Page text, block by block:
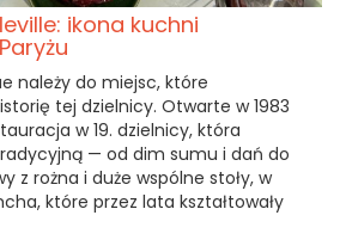
ikona kuchni
należy do miejsc, które
tej dzielnicy. Otwarte w 1983
w 19. dzielnicy, która
— od dim sumu i dań do
z rożna i duże wspólne stoły, w
które przez lata kształtowały